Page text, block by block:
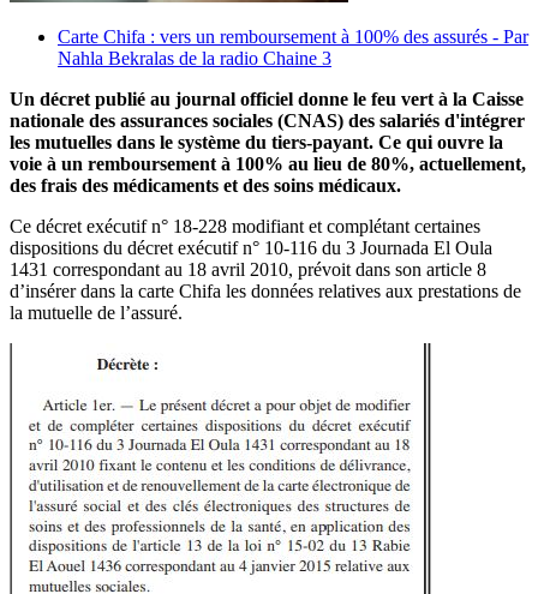
Carte Chifa : vers un remboursement à 100% des assurés - Par
Nahla Bekralas de la radio Chaine 3
Un décret publié au journal officiel donne le feu vert à la Caisse
nationale des assurances sociales (CNAS) des salariés d'intégrer
les mutuelles dans le système du tiers-payant. Ce qui ouvre la
voie à un remboursement à 100% au lieu de 80%, actuellement,
des frais des médicaments et des soins médicaux.
Ce décret exécutif n° 18-228 modifiant et complétant certaines
dispositions du décret exécutif n° 10-116 du 3 Journada El Oula
1431 correspondant au 18 avril 2010, prévoit dans son article 8
d’insérer dans la carte Chifa les données relatives aux prestations de
la mutuelle de l’assuré.